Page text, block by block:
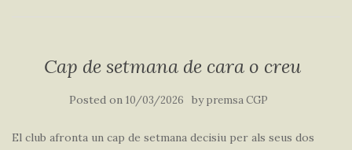
Cap de setmana de cara o creu
Posted on 10/03/2026 bypremsa CGP
El club afronta un cap de setmana decisiu per als seus dos